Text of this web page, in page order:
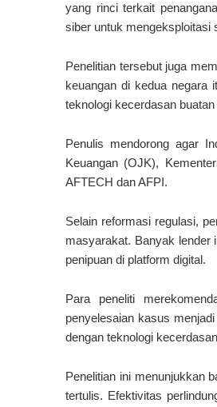
yang rinci terkait
siber untuk mengeksploitasi
Penelitian tersebut juga
keuangan di kedua negara
teknologi kecerdasan
Penulis mendorong agar
Keuangan (OJK),
AFTECH dan AFPI.
Selain reformasi regulasi,
masyarakat. Banyak lender
penipuan di platform digital.
Para peneliti
penyelesaian kasus
dengan teknologi
Penelitian ini menunjukkan
tertulis. Efektivitas